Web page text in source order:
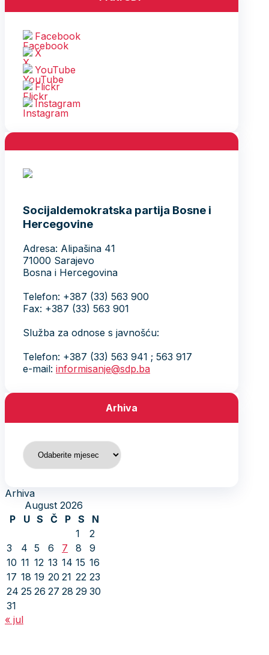
Facebook
X
YouTube
Flickr
Instagram
Socijaldemokratska partija Bosne i
Hercegovine
Adresa: Alipašina 41
71000 Sarajevo
Bosna i Hercegovina
Telefon: +387 (33) 563 900
Fax: +387 (33) 563 901
Služba za odnose s javnošću:
Telefon: +387 (33) 563 941 ; 563 917
e-mail: informisanje@sdp.ba
Arhiva
Arhiva
Arhiva
August 2026
P
U S Č P S
N
1
2
3
4 5 6 7 8
9
10 11 12 13 14 15 16
17 18 19 20 21 22 23
24 25 26 27 28 29 30
31
« jul